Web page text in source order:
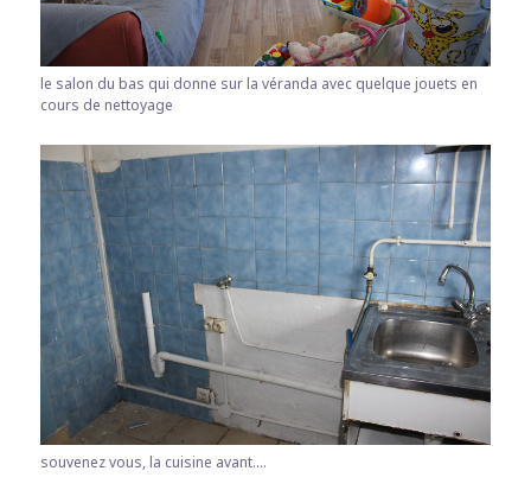
le salon du bas qui donne sur la véranda avec quelque jouets en
cours de nettoyage
souvenez vous, la cuisine avant....